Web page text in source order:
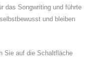
das Songwriting und führte
und bleiben
Sie auf die Schaltfläche